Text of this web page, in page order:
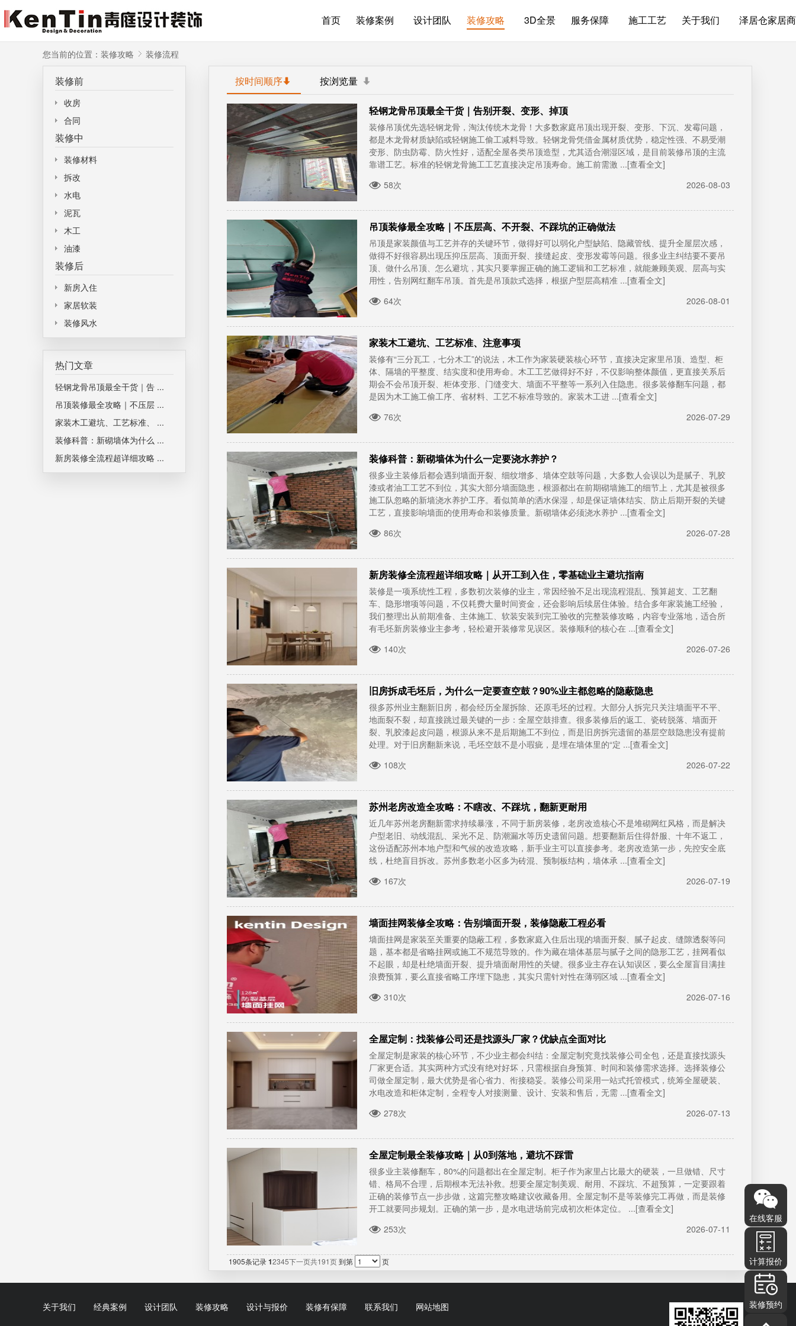
首页 装修案例 设计团队 装修攻略 3D全景 服务保障 施工工艺 关于我们 泽居仓家居
您当前的位置： 装修攻略 装修流程
装修前
收房
合同
装修中
装修材料
拆改
水电
泥瓦
木工
油漆
装修后
新房入住
家居软装
装修风水
热门文章
轻钢龙骨吊顶最全干货｜告 ...
吊顶装修最全攻略｜不压层 ...
家装木工避坑、工艺标准、 ...
装修科普：新砌墙体为什么 ...
新房装修全流程超详细攻略 ...
按时间顺序 按浏览量
轻钢龙骨吊顶最全干货｜告别开裂、变形、掉顶
装修吊顶优先选轻钢龙骨，淘汰传统木龙骨！大多数家庭吊顶出现开裂、变形、下沉、发霉问题，
都是木龙骨材质缺陷或轻钢施工偷工减料导致。轻钢龙骨凭借金属材质优势，稳定性强、不易受潮
变形、防虫防霉、防火性好，适配全屋各类吊顶造型，尤其适合潮湿区域，是目前装修吊顶的主流
靠谱工艺。标准的轻钢龙骨施工工艺直接决定吊顶寿命。施工前需激 ...[查看全文]
58次
2026-08-03
吊顶装修最全攻略｜不压层高、不开裂、不踩坑的正确做法
吊顶是家装颜值与工艺并存的关键环节，做得好可以弱化户型缺陷、隐藏管线、提升全屋层次感，
做得不好很容易出现压抑压层高、顶面开裂、接缝起皮、变形发霉等问题。很多业主纠结要不要吊
顶、做什么吊顶、怎么避坑，其实只要掌握正确的施工逻辑和工艺标准，就能兼顾美观、层高与实
用性，告别网红翻车吊顶。首先是吊顶款式选择，根据户型层高精准 ...[查看全文]
64次
2026-08-01
家装木工避坑、工艺标准、注意事项
装修有“三分瓦工，七分木工”的说法，木工作为家装硬装核心环节，直接决定家里吊顶、造型、柜
体、隔墙的平整度、结实度和使用寿命。木工工艺做得好不好，不仅影响整体颜值，更直接关系后
期会不会吊顶开裂、柜体变形、门缝变大、墙面不平整等一系列入住隐患。很多装修翻车问题，都
是因为木工施工偷工序、省材料、工艺不标准导致的。家装木工进 ...[查看全文]
76次
2026-07-29
装修科普：新砌墙体为什么一定要浇水养护？
很多业主装修后都会遇到墙面开裂、细纹增多、墙体空鼓等问题，大多数人会误以为是腻子、乳胶
漆或者油工工艺不到位，其实大部分墙面隐患，根源都出在前期砌墙施工的细节上，尤其是被很多
施工队忽略的新墙浇水养护工序。看似简单的洒水保湿，却是保证墙体结实、防止后期开裂的关键
工艺，直接影响墙面的使用寿命和装修质量。新砌墙体必须浇水养护 ...[查看全文]
86次
2026-07-28
新房装修全流程超详细攻略｜从开工到入住，零基础业主避坑指南
装修是一项系统性工程，多数初次装修的业主，常因经验不足出现流程混乱、预算超支、工艺翻
车、隐形增项等问题，不仅耗费大量时间资金，还会影响后续居住体验。结合多年家装施工经验，
我们整理出从前期准备、主体施工、软装安装到完工验收的完整装修攻略，内容专业落地，适合所
有毛坯新房装修业主参考，轻松避开装修常见误区。装修顺利的核心在 ...[查看全文]
140次
2026-07-26
旧房拆成毛坯后，为什么一定要查空鼓？90%业主都忽略的隐蔽隐患
很多苏州业主翻新旧房，都会经历全屋拆除、还原毛坯的过程。大部分人拆完只关注墙面平不平、
地面裂不裂，却直接跳过最关键的一步：全屋空鼓排查。很多装修后的返工、瓷砖脱落、墙面开
裂、乳胶漆起皮问题，根源从来不是后期施工不到位，而是旧房拆完遗留的基层空鼓隐患没有提前
处理。对于旧房翻新来说，毛坯空鼓不是小瑕疵，是埋在墙体里的“定 ...[查看全文]
108次
2026-07-22
苏州老房改造全攻略：不瞎改、不踩坑，翻新更耐用
近几年苏州老房翻新需求持续暴涨，不同于新房装修，老房改造核心不是堆砌网红风格，而是解决
户型老旧、动线混乱、采光不足、防潮漏水等历史遗留问题。想要翻新后住得舒服、十年不返工，
这份适配苏州本地户型和气候的改造攻略，新手业主可以直接参考。老房改造第一步，先控安全底
线，杜绝盲目拆改。苏州多数老小区多为砖混、预制板结构，墙体承 ...[查看全文]
167次
2026-07-19
墙面挂网装修全攻略：告别墙面开裂，装修隐蔽工程必看
墙面挂网是家装至关重要的隐蔽工程，多数家庭入住后出现的墙面开裂、腻子起皮、缝隙透裂等问
题，基本都是省略挂网或施工不规范导致的。作为藏在墙体基层与腻子之间的隐形工艺，挂网看似
不起眼，却是杜绝墙面开裂、提升墙面耐用性的关键。很多业主存在认知误区，要么全屋盲目满挂
浪费预算，要么直接省略工序埋下隐患，其实只需针对性在薄弱区域 ...[查看全文]
310次
2026-07-16
全屋定制：找装修公司还是找源头厂家？优缺点全面对比
全屋定制是家装的核心环节，不少业主都会纠结：全屋定制究竟找装修公司全包，还是直接找源头
厂家更合适。其实两种方式没有绝对好坏，只需根据自身预算、时间和装修需求选择。选择装修公
司做全屋定制，最大优势是省心省力、衔接稳妥。装修公司采用一站式托管模式，统筹全屋硬装、
水电改造和柜体定制，全程专人对接测量、设计、安装和售后，无需 ...[查看全文]
278次
2026-07-13
全屋定制最全装修攻略｜从0到落地，避坑不踩雷
很多业主装修翻车，80%的问题都出在全屋定制。柜子作为家里占比最大的硬装，一旦做错、尺寸
错、格局不合理，后期根本无法补救。想要全屋定制美观、耐用、不踩坑、不超预算，一定要跟着
正确的装修节点一步步做，这篇完整攻略建议收藏备用。全屋定制不是等装修完工再做，而是装修
开工就要同步规划。正确的第一步，是水电进场前完成初次柜体定位。 ...[查看全文]
253次
2026-07-11
1905条记录12345下一页共191页到第 页
关于我们 经典案例 设计团队 装修攻略 设计与报价 装修有保障 联系我们 网站地图
在线客服
计算报价
装修预约